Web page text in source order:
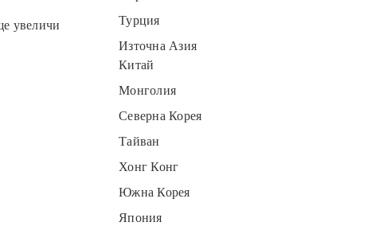
увеличи
Турция
Източна Азия
Китай
Монголия
Северна Корея
Тайван
Хонг Конг
Южна Корея
Япония